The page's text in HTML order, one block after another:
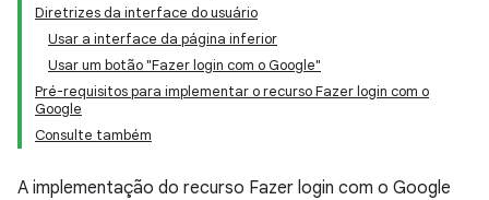
Diretrizes da interface do usuário
Usar a interface da página inferior
Usar um botão "Fazer login com o Google"
Pré-requisitos para implementar o recurso Fazer login com o
Google
Consulte também
A implementação do recurso Fazer login com o Google